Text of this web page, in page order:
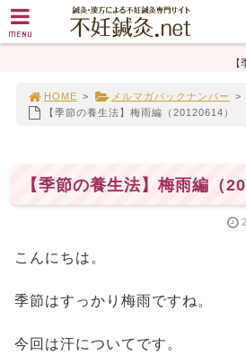
HOME > メルマガバックナンバー
>
【季節の養生法】梅雨編（20120614）
【季節の養生法】梅雨編（
こんにちは。
季節はすっかり梅雨ですね。
今回は汗についてです。
MENU